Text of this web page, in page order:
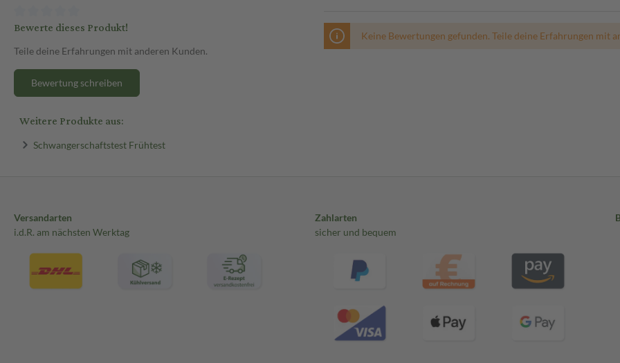
Bewerte dieses Produkt!
Teile deine Erfahrungen mit anderen Kunden.
Bewertung schreiben
Keine Bewertungen gefunden. Teile deine Erfahrungen mit
Weitere Produkte aus:
Schwangerschaftstest Frühtest
Versandarten
i.d.R. am nächsten Werktag
Zahlarten
sicher und bequem